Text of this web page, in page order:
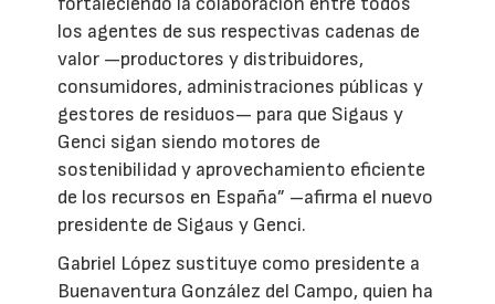
los agentes de sus respectivas cadenas de
valor —productores y distribuidores,
consumidores, administraciones públicas y
gestores de residuos— para que Sigaus y
Genci sigan siendo motores de
sostenibilidad y aprovechamiento eficiente
de los recursos en España” –afirma el nuevo
presidente de Sigaus y Genci.
Gabriel López sustituye como presidente a
Buenaventura González del Campo, quien ha